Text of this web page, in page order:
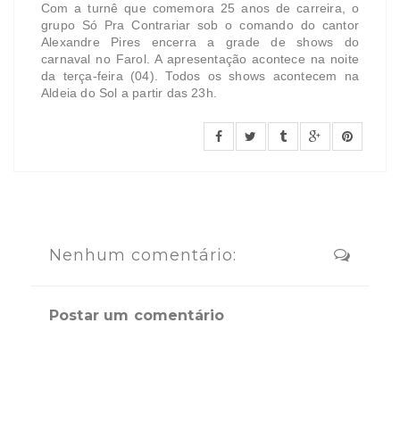
Com a turnê que comemora 25 anos de carreira, o
grupo Só Pra Contrariar sob o comando do cantor
Alexandre Pires encerra a grade de shows do
carnaval no Farol. A apresentação acontece na noite
da terça-feira (04). Todos os shows acontecem na
Aldeia do Sol a partir das 23h.
Nenhum comentário:
Postar um comentário